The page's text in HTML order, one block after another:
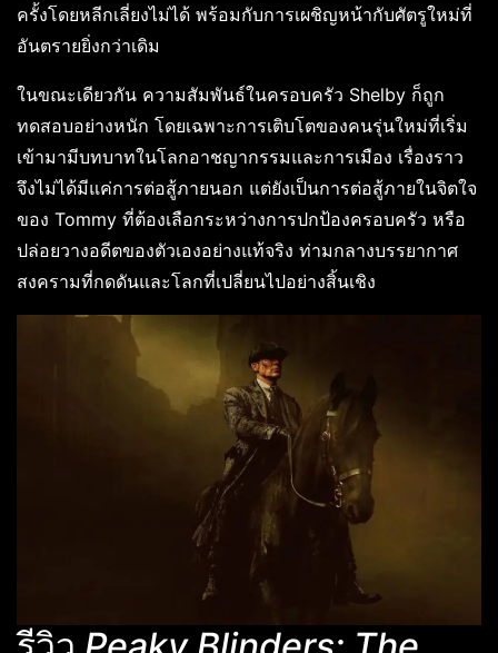
ครั้งโดยหลีกเลี่ยงไม่ได้ พร้อมกับการเผชิญหน้ากับศัตรูใหม่ที่
อันตรายยิ่งกว่าเดิม
ในขณะเดียวกัน ความสัมพันธ์ในครอบครัว Shelby ก็ถูก
ทดสอบอย่างหนัก โดยเฉพาะการเติบโตของคนรุ่นใหม่ที่เริ่ม
เข้ามามีบทบาทในโลกอาชญากรรมและการเมือง เรื่องราว
จึงไม่ได้มีแค่การต่อสู้ภายนอก แต่ยังเป็นการต่อสู้ภายในจิตใจ
ของ Tommy ที่ต้องเลือกระหว่างการปกป้องครอบครัว หรือ
ปล่อยวางอดีตของตัวเองอย่างแท้จริง ท่ามกลางบรรยากาศ
สงครามที่กดดันและโลกที่เปลี่ยนไปอย่างสิ้นเชิง